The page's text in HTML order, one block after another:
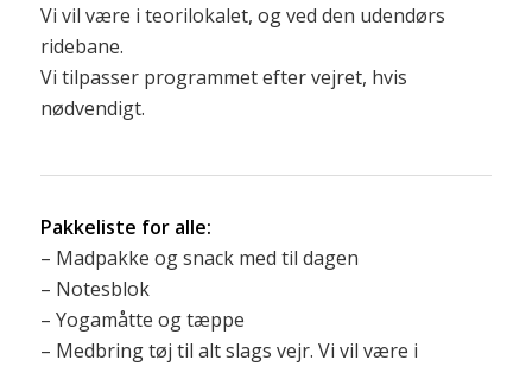
Vi vil være i teorilokalet, og ved den udendørs
ridebane.
Vi tilpasser programmet efter vejret, hvis
nødvendigt.
Pakkeliste for alle:
– Madpakke og snack med til dagen
– Notesblok
– Yogamåtte og tæppe
– Medbring tøj til alt slags vejr. Vi vil være i